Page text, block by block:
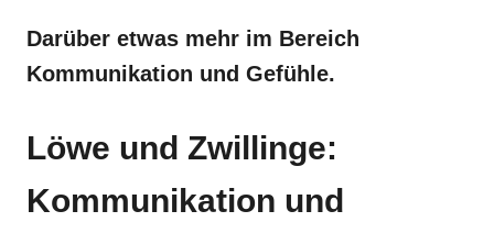
Darüber etwas mehr im Bereich
Kommunikation und Gefühle.
Löwe und Zwillinge:
Kommunikation und